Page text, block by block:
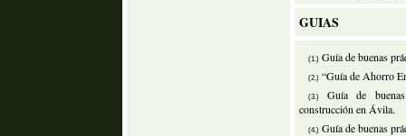
GUIAS
(1.) Guía de buenas
(2.) “Guía de Ahorro
(3.)
Guía de
construcción en Ávila.
(4.) Guía de buenas